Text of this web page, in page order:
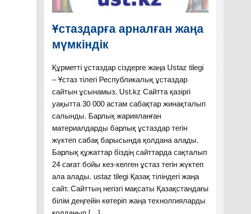
Ұстаздарға арналған жаңа
мүмкіндік
Құрметті ұстаздар сіздерге жаңа Ustaz tilegi
– Ұстаз тілегі Республикалық ұстаздар
сайтын ұсынамыз. Ust.kz Сайтта қазіргі
уақытта 30 000 астам сабақтар жинақталып
салынды. Барлық жарияланған
материалдарды барлық ұстаздар тегін
жүктеп сабақ барысында қолдана алады.
Барлық құжаттар біздің сайттарда сақталып
24 сағат бойы кез-келген ұстаз тегін жүктеп
ала алады. ustaz tilegi Қазақ тіліндегі жаңа
сайт. Сайттың негізгі мақсаты Қазақстандағы
білім деңгейін көтеріп жаңа технолгияларды